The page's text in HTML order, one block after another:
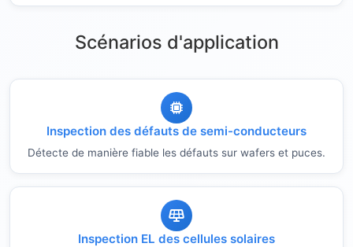
Scénarios d'application
Inspection des défauts de semi-conducteurs
Détecte de manière fiable les défauts sur wafers et puces.
Inspection EL des cellules solaires